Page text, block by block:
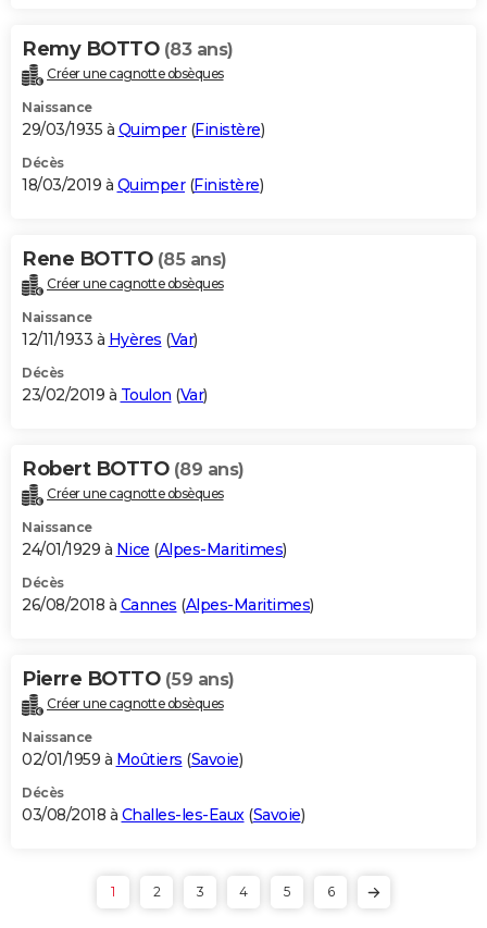
Remy BOTTO (83 ans)
Créer une cagnotte obsèques
Naissance
29/03/1935 à Quimper(Finistère)
Décès
18/03/2019 à Quimper(Finistère)
Rene BOTTO (85 ans)
Créer une cagnotte obsèques
Naissance
12/11/1933 à Hyères (Var)
Décès
23/02/2019 à Toulon (Var)
Robert BOTTO (89 ans)
Créer une cagnotte obsèques
Naissance
24/01/1929 à Nice (Alpes-Maritimes)
Décès
26/08/2018 à Cannes (Alpes-Maritimes)
Pierre BOTTO (59 ans)
Créer une cagnotte obsèques
Naissance
02/01/1959 à Moûtiers (Savoie)
Décès
03/08/2018 à Challes-les-Eaux (Savoie)
1 2 3 4 5 6